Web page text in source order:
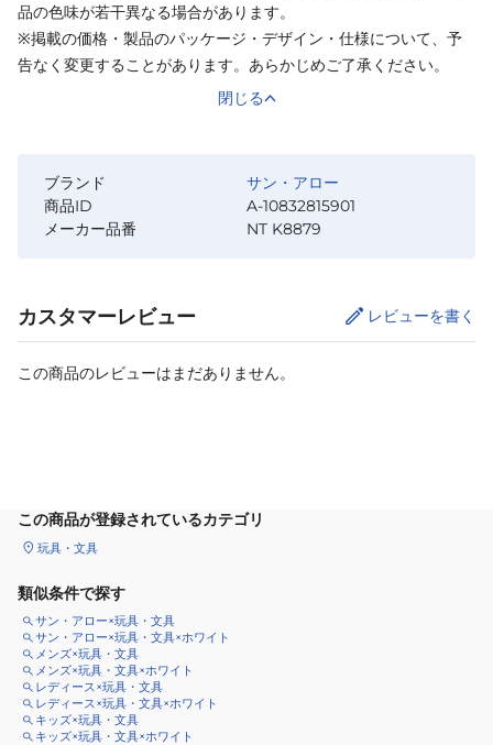
品の色味が若干異なる場合があります。
※掲載の価格・製品のパッケージ・デザイン・仕様について、予
告なく変更することがあります。あらかじめご了承ください。
閉じる
ブランド
サン・アロー
商品ID
A-10832815901
メーカー品番
NT K8879
カスタマーレビュー レビューを書く
この商品のレビューはまだありません。
この商品が登録されているカテゴリ
玩具・文具
類似条件で探す
サン・アロー×玩具・文具
サン・アロー×玩具・文具×ホワイト
メンズ×玩具・文具
メンズ×玩具・文具×ホワイト
レディース×玩具・文具
レディース×玩具・文具×ホワイト
キッズ×玩具・文具
キッズ×玩具・文具×ホワイト